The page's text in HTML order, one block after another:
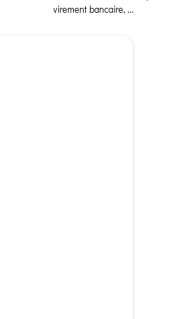
virement bancaire, ...